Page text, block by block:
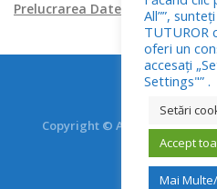
Prelucrarea Datelor cu
Copyright © Asociația
Toate
All””,
TUTUROR
oferi un
accesați
Settings"” .
Setări
Accept
Mai